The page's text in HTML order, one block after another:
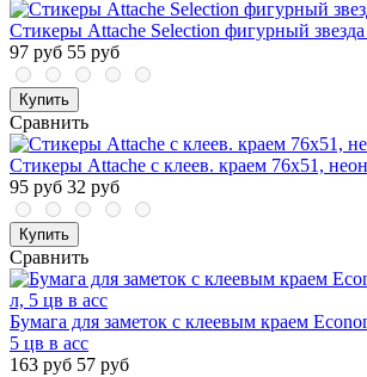
Стикеры Attache Selection фигурный звезда
97 руб 55 руб
Купить
Сравнить
Стикеры Attache с клеев. краем 76х51,
95 руб 32 руб
Купить
Сравнить
Бумага для заметок с клеевым краем
5 цв в асс
163 руб 57 руб